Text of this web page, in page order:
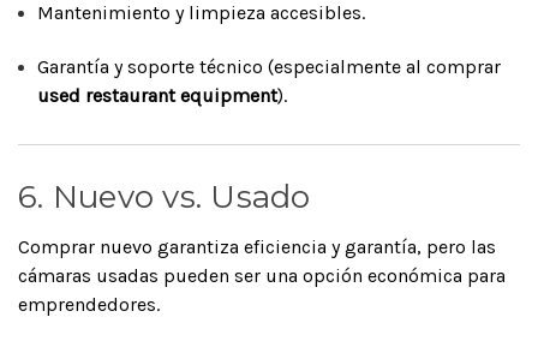
Mantenimiento y limpieza accesibles.
Garantía y soporte técnico (especialmente al comprar
used restaurant equipment).
6. Nuevo vs. Usado
Comprar nuevo garantiza eficiencia y garantía, pero las
cámaras usadas pueden ser una opción económica para
emprendedores.